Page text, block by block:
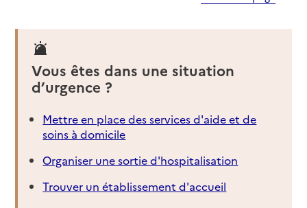
Vous êtes dans une situation
d’urgence ?
Mettre en place des services d'aide et de
soins à domicile
Organiser une sortie d'hospitalisation
Trouver un établissement d'accueil